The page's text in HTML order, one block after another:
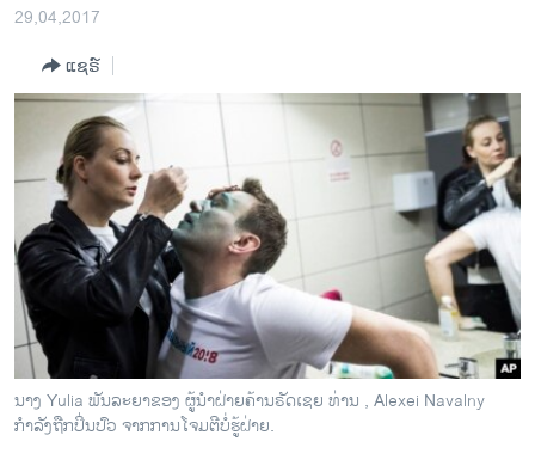
ຫາ
ຂ່າວ​ຈີນ
ໂລກ
ອິດສະຫຼະພາບດ້ານການຂ່າວ
ຊີວິດຊາວລາວ
ຊຸມຊົນຊາວລາວ
ວິທະຍາສາດ-ເທັກໂນໂລຈີ
ທຸລະກິດ
ພາສາອັງກິດ
ວີດີໂອ
29,04,2017
ແຊຣ໌
ນາງ Yulia ພັນລະຍາຂອງ ຜູ້ນຳຝ່າຍຄ້ານຣັດເຊຍ ທ່ານ , Alexei Navalny
ກຳລັງຖືກປິ່ນປົວ ຈາກການໂຈມຕີບໍ່ຮູ້ຝ່າຍ.